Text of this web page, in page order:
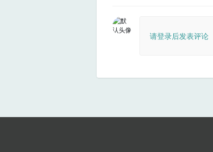
请登录后发表评论